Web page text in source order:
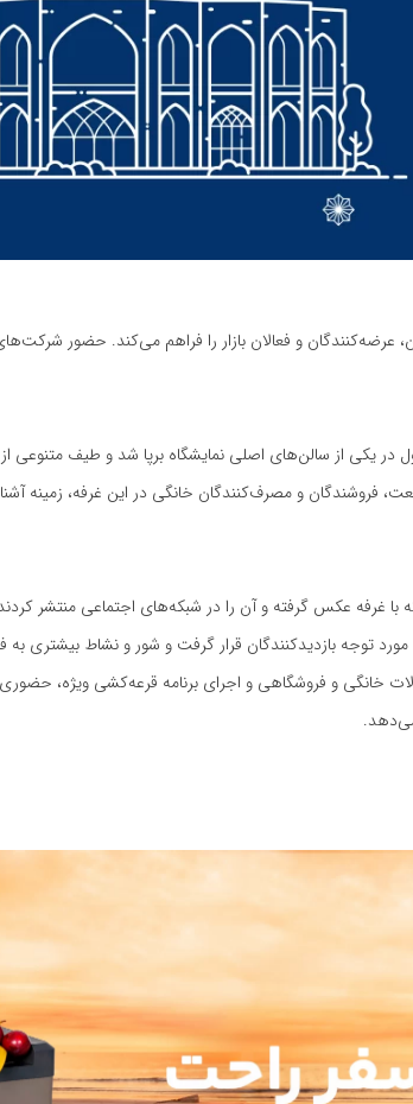
عرضه‌کنندگان و فعالان بازار را فراهم می‌کند. حضور
در یکی از سالن‌های اصلی نمایشگاه برپا شد و طیف
و مصرف‌کنندگان خانگی در این غرفه، زمینه
با غرفه عکس گرفته و آن را در شبکه‌های اجتماعی منتشر
توجه بازدیدکنندگان قرار گرفت و شور و نشاط بیشتری
خانگی و فروشگاهی و اجرای برنامه قرعه‌کشی ویژه،